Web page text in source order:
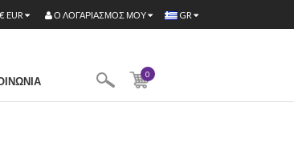
GR
€ EUR Ο ΛΟΓΑΡΙΑΣΜΌΣ ΜΟΥ
0